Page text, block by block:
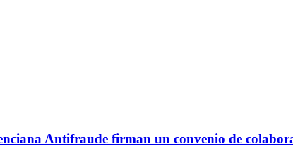
Antifraude firman un convenio de